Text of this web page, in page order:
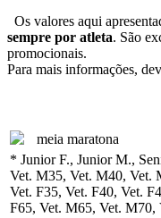
Os valores aqui
sempre por atleta. São
promocionais.
Para mais informações,
meia maratona
* Junior F., Junior M.,
Vet. M35, Vet. M40, Vet.
Vet. F35, Vet. F40, Vet.
F65, Vet. M65, Vet. M70,